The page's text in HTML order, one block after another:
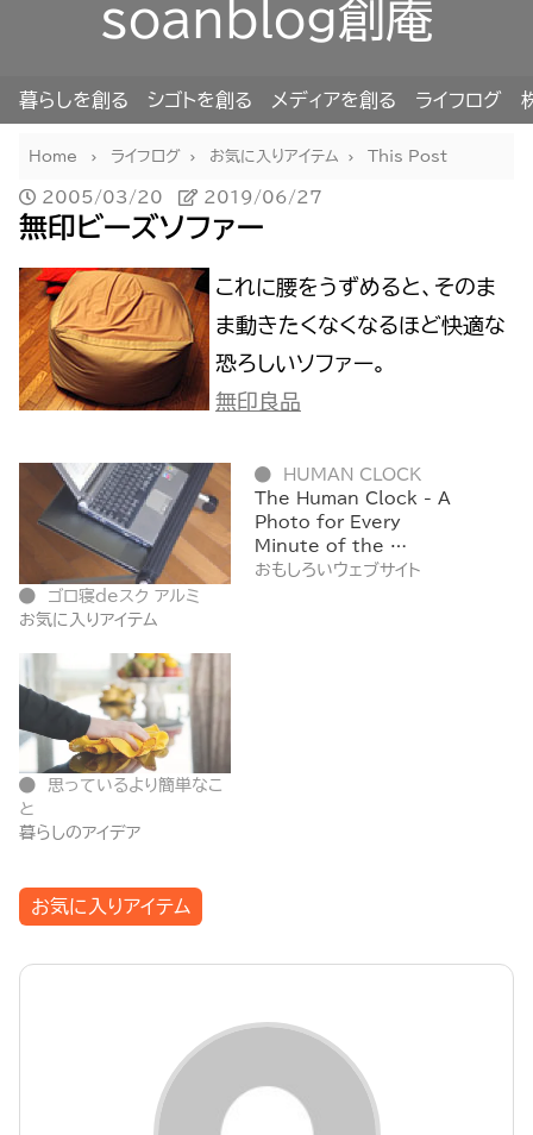
soanblog創庵
暮らしを創る シゴトを創る メディアを創る ライフログ
Home ライフログ お気に入りアイテム This Post
2005/03/20 2019/06/27
無印ビーズソファー
これに腰をうずめると、そのま
ま動きたくなくなるほど快適な
恐ろしいソファー。
無印良品
ゴロ寝deスク アルミ
お気に入りアイテム
HUMAN CLOCK
The Human Clock - A
Photo for Every
Minute of the …
おもしろいウェブサイト
思っているより簡単なこ
と
暮らしのアイデア
お気に入りアイテム